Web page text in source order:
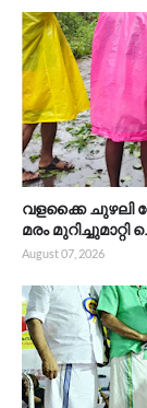
വളക്കൈ ചുഴലി
മരം
August 07, 2026